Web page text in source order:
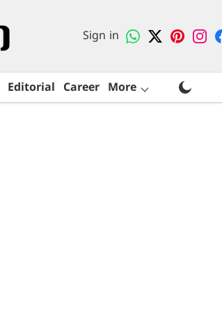
Sign in
Editorial Career More